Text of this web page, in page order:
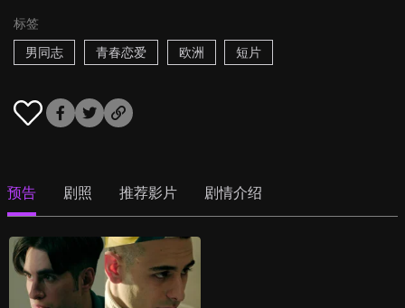
标签
男同志
青春恋爱 欧洲 短片
预告 剧照 推荐影片 剧情介绍